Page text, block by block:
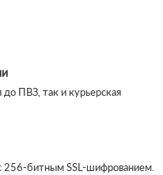
до ПВЗ, так и курьерская
256-битным SSL-шифрованием.